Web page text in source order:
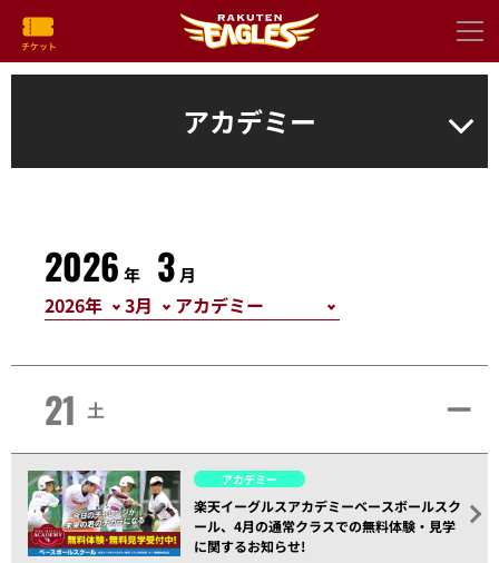
アカデミー
2026 年 3 月
21 土
アカデミー
楽天イーグルスアカデミーベースボールスク
ール、4月の通常クラスでの無料体験・見学
に関するお知らせ!